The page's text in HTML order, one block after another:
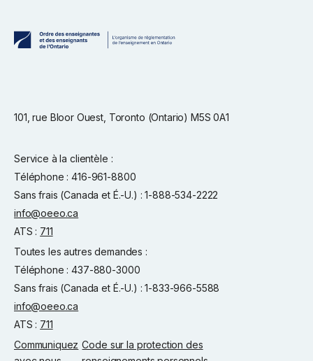
101, rue Bloor Ouest, Toronto (Ontario) M5S 0A1
Service à la clientèle :
Téléphone : 416-961-8800
Sans frais (Canada et É.-U.) : 1-888-534-2222
info@oeeo.ca
ATS : 711
Toutes les autres demandes :
Téléphone : 437-880-3000
Sans frais (Canada et É.-U.) : 1-833-966-5588
info@oeeo.ca
ATS : 711
Communiquez Code sur la protection des